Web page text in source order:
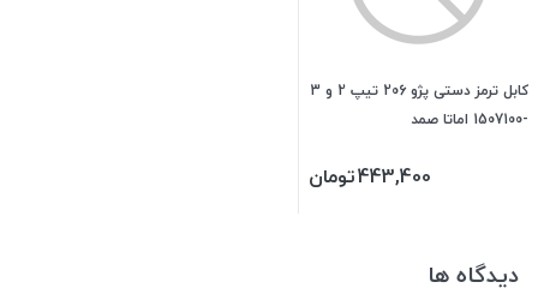
کابل ترمز دستی پژو 206 تیپ 2 و 3
-1507100 اماتا صمد
443,400تومان
دیدگاه ها